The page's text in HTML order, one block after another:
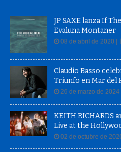
JP SAXE lanza If
Evaluna Montaner
08 de abril de 2020 |
Claudio Basso
Triunfo en Mar del
26 de marzo de 2024
KEITH RICHARDS
Live at the
02 de octubre de